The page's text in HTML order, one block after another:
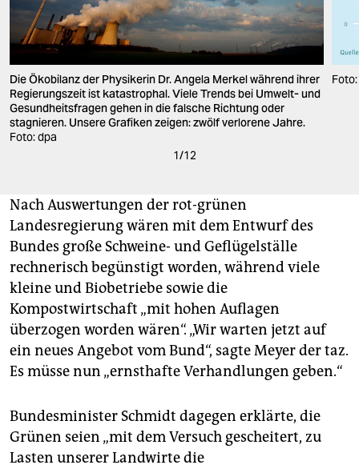
Die Ökobilanz der Physikerin Dr. Angela Merkel während ihrer
Regierungszeit ist katastrophal. Viele Trends bei Umwelt- und
Gesundheitsfragen gehen in die falsche Richtung oder
stagnieren. Unsere Grafiken zeigen: zwölf verlorene Jahre.
Foto: dpa
1/12
Nach Auswertungen der rot-grünen
Landesregierung wären mit dem Entwurf des
Bundes große Schweine- und Geflügelställe
rechnerisch begünstigt worden, während viele
kleine und Biobetriebe sowie die
Kompostwirtschaft „mit hohen Auflagen
überzogen worden wären“. „Wir warten jetzt auf
ein neues Angebot vom Bund“, sagte Meyer der taz.
Es müsse nun „ernsthafte Verhandlungen geben.“
Bundesminister Schmidt dagegen erklärte, die
Grünen seien „mit dem Versuch gescheitert, zu
Lasten unserer Landwirte die